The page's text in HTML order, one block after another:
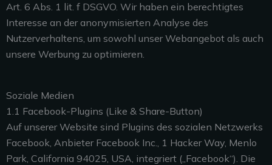
Art. 6 Abs. 1 lit. f DSGVO. Wir haben ein berechtigtes
Interesse an der anonymisierten Analyse des
Nutzerverhaltens, um sowohl unser Webangebot als auch
unsere Werbung zu optimieren.
Soziale Medien
1.1 Facebook-Plugins (Like & Share-Button)
Auf unserer Website sind Plugins des sozialen Netzwerks
Facebook, Anbieter Facebook Inc., 1 Hacker Way, Menlo
Park, California 94025, USA, integriert („Facebook“). Die